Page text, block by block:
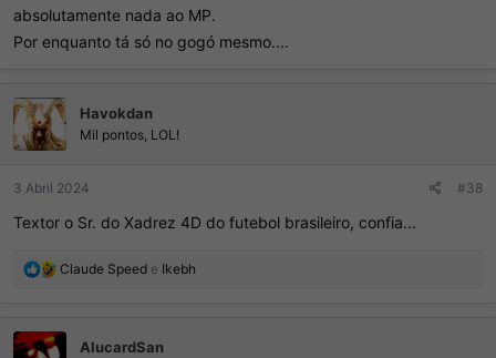
absolutamente nada ao MP.
Por enquanto tá só no gogó mesmo....
Havokdan
Mil pontos, LOL!
3 Abril 2024 #38
Textor o Sr. do Xadrez 4D do futebol brasileiro, confia...
R
ç
õ
Claude Speed e Ikebh
AlucardSan